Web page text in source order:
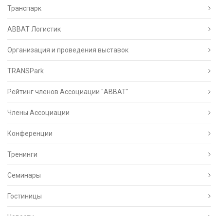
Транспарк
ABBAT Логистик
Организация и проведения выставок
TRANSPark
Рейтинг членов Ассоциации "АВВАТ"
Члены Ассоциации
Конференции
Тренинги
Семинары
Гостиницы